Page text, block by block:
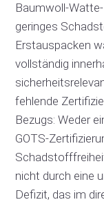
Baumwoll-
geringes
Erstauspacken
vollständig
fehlende
Bezugs: Weder
GOTS-
nicht durch eine
Defizit, das im